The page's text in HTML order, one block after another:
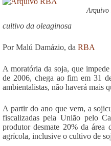
Arquivo
cultivo da oleaginosa
Por Malú Damázio, da RBA
A moratória da soja, que
de 2006, chega ao fim em 31
ambientalistas, não haverá mais
A partir do ano que vem, a
fiscalizadas pela União pelo
produtor desmate 20% da área
agrícola, inclusive o cultivo de